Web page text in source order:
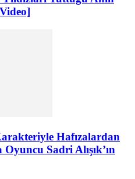
Hafızalardan
Sadri Alışık’ın